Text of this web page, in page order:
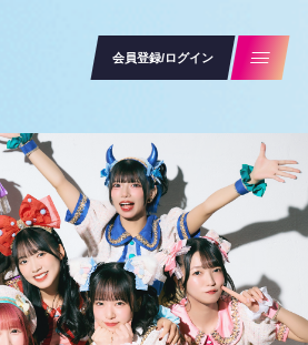
会員登録/ログイン